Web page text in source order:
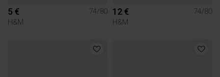
5 €
74/80
H&M
12 €
74/80
H&M